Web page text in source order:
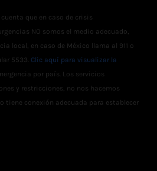
que en caso de crisis
NO somos el medio adecuado,
local, en caso de México llama al 911 o
5533. Clic aquí para visualizar la
por país. Los servicios
y restricciones, no nos hacemos
tiene conexión adecuada para establecer